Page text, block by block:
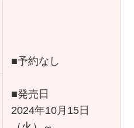
■予約なし
■発売日
2024年10月15日